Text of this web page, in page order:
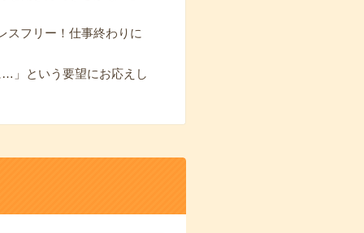
フリー！仕事終わりに
」という要望にお応えし